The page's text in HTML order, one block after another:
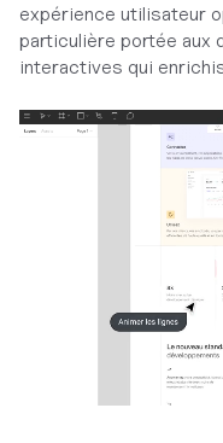
expérience utilisateur
particulière portée aux
interactives qui